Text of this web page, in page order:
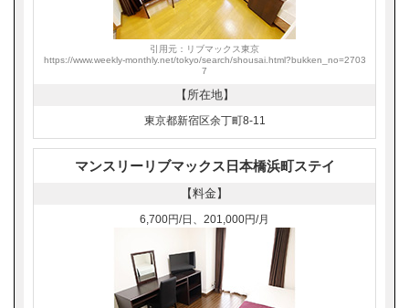
引用元：リブマックス東京
https://www.weekly-monthly.net/tokyo/search/shousai.html?bukken_no=2703
7
【所在地】
東京都新宿区余丁町8-11
マンスリーリブマックス日本橋浜町ステイ
【料金】
6,700円/日、201,000円/月